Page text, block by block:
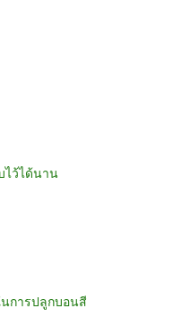
ไว้ได้นาน
การปลูกบอนสี